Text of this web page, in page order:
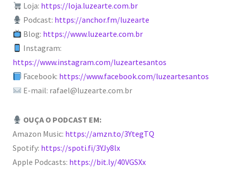
Loja: https://loja.luzearte.com.br
Podcast: https://anchor.fm/luzearte
Blog: https://www.luzearte.com.br
Instagram:
https://www.instagram.com/luzeartesantos
Facebook: https://www.facebook.com/luzeartesantos
E-mail: rafael@luzearte.com.br
OUÇA O PODCAST EM:
Amazon Music: https://amzn.to/3YtegTQ
Spotify: https://spoti.fi/3YJy8lx
Apple Podcasts: https://bit.ly/40VGSXx